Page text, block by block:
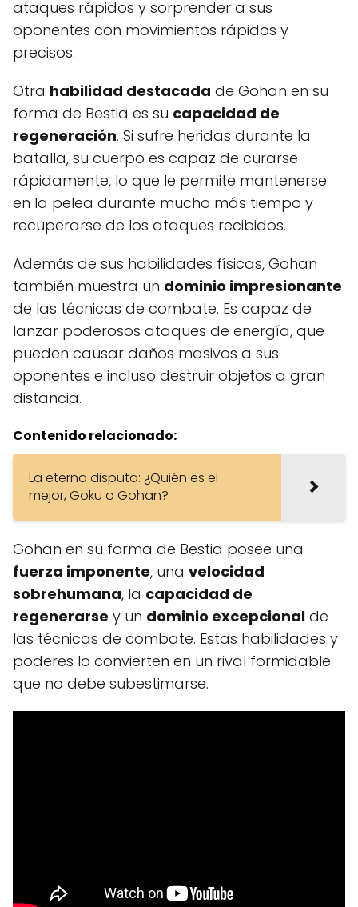
ataques rápidos y sorprender a sus
oponentes con movimientos rápidos y
precisos.
Otra habilidad destacada de Gohan en su
forma de Bestia es su capacidad de
regeneración. Si sufre heridas durante la
batalla, su cuerpo es capaz de curarse
rápidamente, lo que le permite mantenerse
en la pelea durante mucho más tiempo y
recuperarse de los ataques recibidos.
Además de sus habilidades físicas, Gohan
también muestra un dominio impresionante
de las técnicas de combate. Es capaz de
lanzar poderosos ataques de energía, que
pueden causar daños masivos a sus
oponentes e incluso destruir objetos a gran
distancia.
Contenido relacionado:
La eterna disputa: ¿Quién es el
mejor, Goku o Gohan?
Gohan en su forma de Bestia posee una
fuerza imponente, una velocidad
sobrehumana, la capacidad de
regenerarse y un dominio excepcional de
las técnicas de combate. Estas habilidades y
poderes lo convierten en un rival formidable
que no debe subestimarse.